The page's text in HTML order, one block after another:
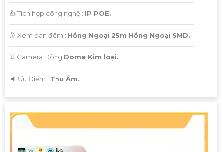
👍 Tích hợp công nghệ : IP POE.
🌛 Xem ban đêm : Hồng Ngoại 25m Hồng Ngoại SMD.
♊ Camera Dòng Dome Kim loại.
️🔈 Ưu Điểm : Thu Âm.